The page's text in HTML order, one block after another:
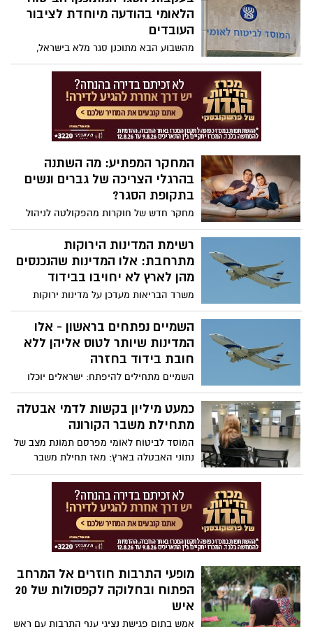
הלאומי בהודעה מיוחדת לציבור
העובדים
מהשבוע הבא מתוכנן סגר מלא בישראל,
מאות אלפי עובדים צפויים לצאת בפעם
השניה לחל"ת (חופשה ללא תשלום
מהעבודה). הביטוח הלאומי מוציא הודעה
מיוחדת לציבור העובדים כדי שידעו את
זכויותיהם
המחקר המפתיע: מה השתנה
בהרגלי הצריכה של גברים ונשים
בתקופת הסגר?
מחקר חדש של חוקרות מהפקולטה לניהול
באוניברסיטת בן גוריון בנגב העלה שינויים
מפתיעים בהרגלי הצריכה של שני המינים:
גברים ונשים צרכו יותר שוקולד, אלכוהול
ופורנו בתקופת הסגר
רשימת המדינות הירוקות
מתרחבת: אלו המדינות שהנכנסים
מהן לארץ לא יחויבו בבידוד
משרד הבריאות מעדכן על מדינות ירוקות
נוספות שתותר מהן הכניסה לישראל ללא
חובת בידוד - הרשימה המלאה והמעודכנת
השמיים נפתחים בראשון - אלו
המדינות שיותר לטוס אליהן ללא
חובת בידוד בחזרה
השמיים מתחילים להיפתח: ישראלים יוכלו
לצאת לבולגריה, קרואטיה ויוון ללא חובת
בידוד עם חזרתם לארץ. בוטלה חובת הבידוד
לנכנסים לישראל ממדינות שהוגדרו כ"ירוקות"
כמעט מיליון בקשות לדמי אבטלה
מתחילת משבר הקורונה
המוסד לביטוח לאומי מפרסם תמונת מצב של
נתוני האבטלה בארץ: מאז תחילת משבר
הקורונה הוגשו קרוב למיליון בקשות לדמי
אבטלה, 93% מתוכם אושרו. מאיר שפיגלר,
מנכ"ל הביטוח הלאומי: "הטענה כי המובטלים
מנצלים את דמי האבטלה ואינם רוצים לעבוד
- זו אשליה שמנותקת מהמציאות"
מופעי התרבות חוזרים אל המרחב
הפתוח ובחלוקה לקפסולות של 20
איש
אמש בתום פגישת נציגי ענף התרבות עם ראש